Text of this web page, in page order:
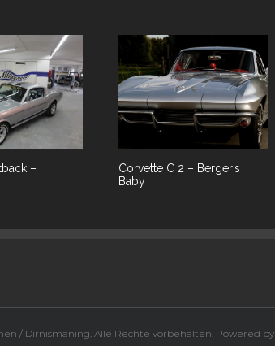
–
Corvette C 2 – Berger’s
Baby
/ Dirnismaning. Alle Rechte vorbehalten. Powered by